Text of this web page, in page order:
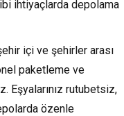
ihtiyaçlarda depolama
içi ve şehirler arası
paketleme ve
Eşyalarınız rutubetsiz,
özenle